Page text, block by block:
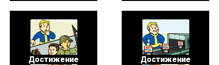
Достижение
Достижение